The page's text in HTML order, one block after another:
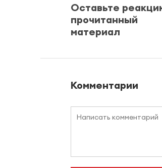
Оставьте
прочитанный
материал
Комментарии